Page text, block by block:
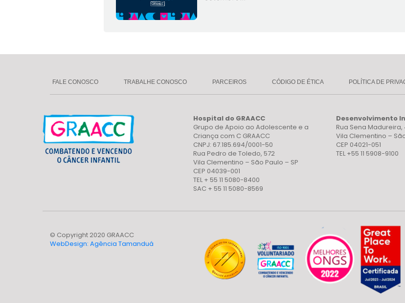
FALE CONOSCO TRABALHE CONOSCO PARCEIROS CÓDIGO DE ÉTICA POLÍTICA DE
Hospital do GRAACC
Grupo de Apoio ao Adolescente e a
Criança com C GRAACC
CNPJ: 67.185.694/0001-50
Rua Pedro de Toledo, 572
Vila Clementino – São Paulo – SP
CEP 04039-001
TEL + 55 11 5080-8400
SAC + 55 11 5080-8569
Desenvolvimento
Rua Sena Madureira,
Vila Clementino –
CEP 04021-051
TEL +55 11 5908-9100
© Copyright 2020 GRAACC
WebDesign: Agência Tamanduá